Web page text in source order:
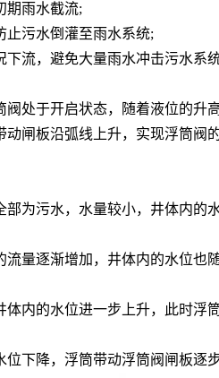
雨水截流;
污水倒灌至雨水系统;
，避免大量雨水冲击污水系统
于开启状态，随着液位的升高
闸板沿弧线上升，实现浮筒阀的
污水，水量较小，井体内的水
逐渐增加，井体内的水位也随
的水位进一步上升，此时浮筒
降，浮筒带动浮筒阀闸板逐步